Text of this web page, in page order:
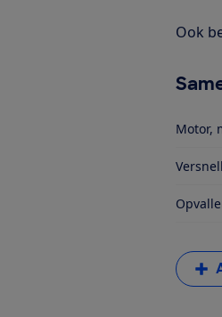
Ook
Motor,